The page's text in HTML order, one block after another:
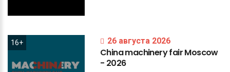
16+ 26 августа 2026
ChinamachineryfairMoscow
- 2026